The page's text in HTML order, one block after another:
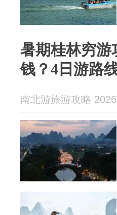
暑期桂林穷游
钱？4日游路
南北游旅游攻略